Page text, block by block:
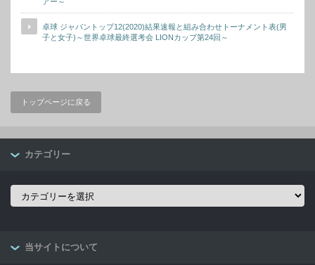
卓球 ジャパントップ12(2020)結果速報と組み合わせトーナメント表(男
子と女子)～世界卓球最終選考会 LIONカップ第24回～
トップページに戻る
カテゴリー
カ
当サイトについて